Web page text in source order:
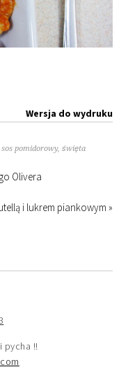
Wersja do wydruku
sos pomidorowy,święta
Olivera
i lukrem piankowym »
pycha !!